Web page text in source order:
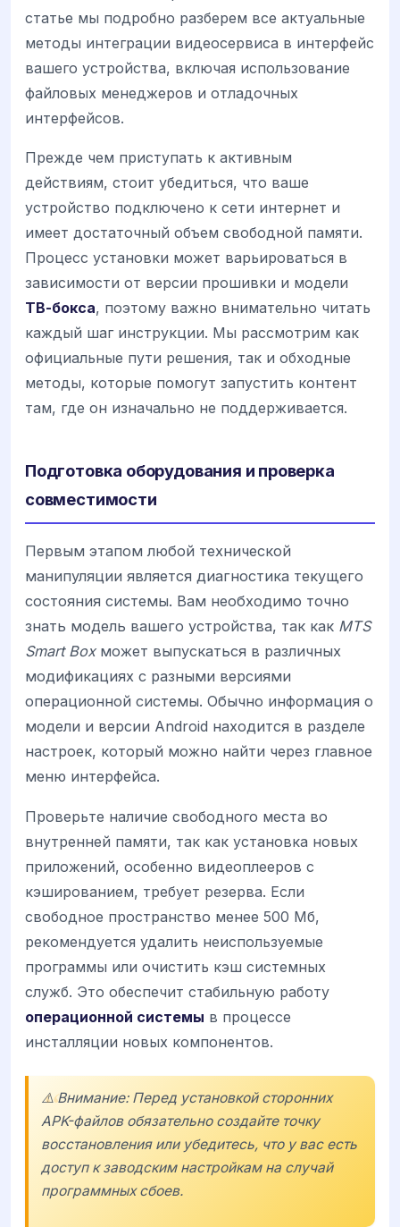
статье мы подробно разберем все актуальные
методы интеграции видеосервиса в интерфейс
вашего устройства, включая использование
файловых менеджеров и отладочных
интерфейсов.
Прежде чем приступать к активным
действиям, стоит убедиться, что ваше
устройство подключено к сети интернет и
имеет достаточный объем свободной памяти.
Процесс установки может варьироваться в
зависимости от версии прошивки и модели
ТВ-бокса, поэтому важно внимательно читать
каждый шаг инструкции. Мы рассмотрим как
официальные пути решения, так и обходные
методы, которые помогут запустить контент
там, где он изначально не поддерживается.
Подготовка оборудования и проверка
совместимости
Первым этапом любой технической
манипуляции является диагностика текущего
состояния системы. Вам необходимо точно
знать модель вашего устройства, так как MTS
Smart Boxможет выпускаться в различных
модификациях с разными версиями
операционной системы. Обычно информация о
модели и версии Android находится в разделе
настроек, который можно найти через главное
меню интерфейса.
Проверьте наличие свободного места во
внутренней памяти, так как установка новых
приложений, особенно видеоплееров с
кэшированием, требует резерва. Если
свободное пространство менее 500 Мб,
рекомендуется удалить неиспользуемые
программы или очистить кэш системных
служб. Это обеспечит стабильную работу
операционной системы в процессе
инсталляции новых компонентов.
⚠️ Внимание: Перед установкой сторонних
APK-файлов обязательно создайте точку
восстановления или убедитесь, что у вас есть
доступ к заводским настройкам на случай
программных сбоев.